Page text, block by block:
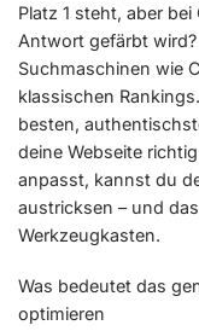
Platz 1 steht, aber
Antwort gefärbt
Suchmaschinen wie
klassischen
besten,
deine Webseite
anpasst, kannst du
austricksen – und
Werkzeugkasten.
Was bedeutet das
optimieren